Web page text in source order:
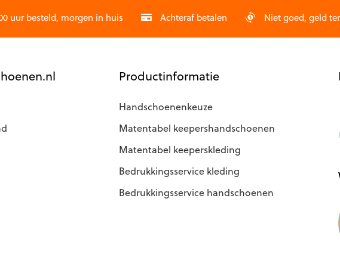
op
uur besteld, morgen in huis Achteraf betalen Niet goed, geld
Productinformatie
Handschoenenkeuze
Matentabel keepershandschoenen
Matentabel keeperskleding
Bedrukkingsservice kleding
Bedrukkingsservice handschoenen